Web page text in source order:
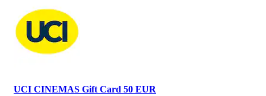
UCI CINEMAS Gift Card 50 EUR